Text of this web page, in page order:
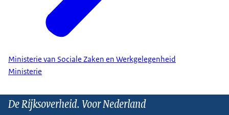
Ministerie van Sociale Zaken en Werkgelegenheid
Ministerie
De Rijksoverheid. Voor Nederland